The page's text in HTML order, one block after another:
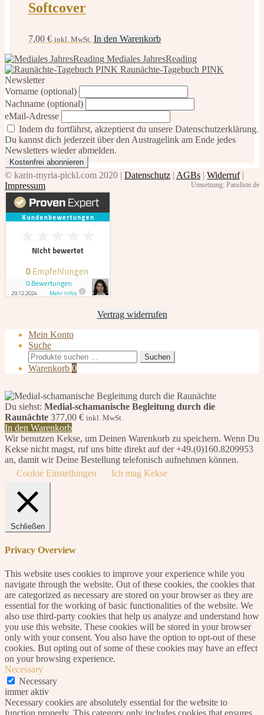
Softcover
7,00 € inkl. MwSt. In den Warenkorb
Mediales JahresReading
Raunächte-Tagebuch PINK
Newsletter
Vorname (optional)
Nachname (optional)
eMail-Adresse
Indem du fortfährst, akzeptierst du unsere Datenschutzerklärung.
Du kannst dich jederzeit über den Austragelink am Ende jedes
Newsletters wieder abmelden.
© karin-myria-pickl.com 2020 | Datenschutz | AGBs | Widerruf|
Impressum
Umsetzung: Pansliste.de
Vertrag widerrufen
Mein Konto
Suche
Suchen
nach:
Suchen
Warenkorb 0
Du siehst: Medial-schamanische Begleitung durch die
Raunächte 377,00 € inkl. MwSt.
In den Warenkorb
Wir benutzen Kekse, um Deinen Warenkorb zu speichern. Wenn Du
Kekse nicht magst, ruf uns bitte direkt auf der +49.(0)160.8209953
an, damit wir Deine Bestellung telefonisch aufnehmen können.
Cookie Einstellungen
Ich mag Kekse
Schließen
Privacy Overview
This website uses cookies to improve your experience while you
navigate through the website. Out of these cookies, the cookies that
are categorized as necessary are stored on your browser as they are
essential for the working of basic functionalities of the website. We
also use third-party cookies that help us analyze and understand how
you use this website. These cookies will be stored in your browser
only with your consent. You also have the option to opt-out of these
cookies. But opting out of some of these cookies may have an effect
on your browsing experience.
Necessary
Necessary
immer aktiv
Necessary cookies are absolutely essential for the website to
function properly. This category only includes cookies that ensures